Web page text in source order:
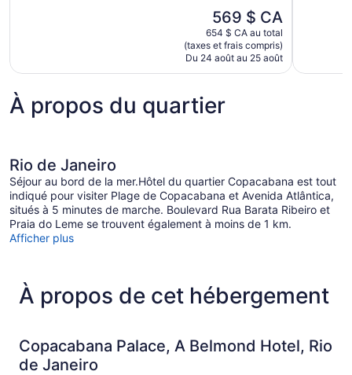
Le
prix
est
de
569 $ CA
569 $ CA
654 $ CA au total
(taxes et frais compris)
Du 24 août au 25 août
À propos du quartier
Rio de Janeiro
Séjour au bord de la mer.Hôtel du quartier Copacabana est tout
indiqué pour visiter Plage de Copacabana et Avenida Atlântica,
situés à 5 minutes de marche. Boulevard Rua Barata Ribeiro et
Praia do Leme se trouvent également à moins de 1 km.
Afficher plus
À propos de cet hébergement
Copacabana Palace, A Belmond Hotel, Rio
de Janeiro